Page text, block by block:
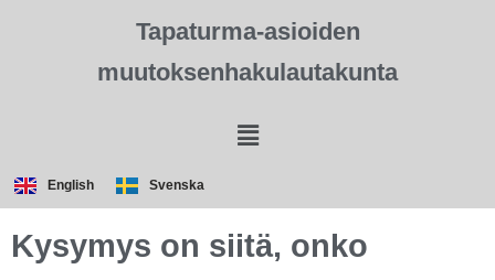
Tapaturma-asioiden
muutoksenhakulautakunta
English Svenska
Kysymys on siitä, onko